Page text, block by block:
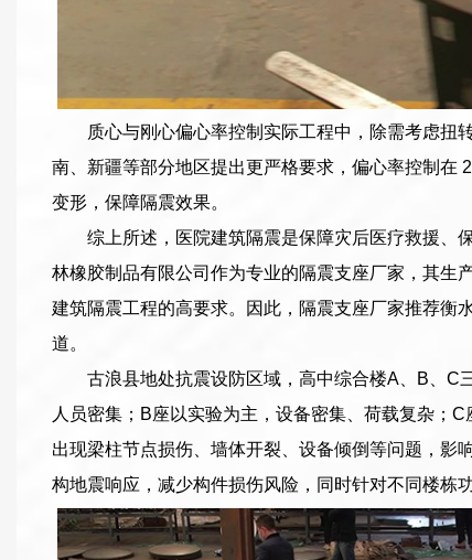
质心与刚心偏心率控制实际工程中，除需考虑扭
南、新疆等部分地区提出更严格要求，偏心率控制在
变形，保障隔震效果。
综上所述，医院建筑隔震是保障灾后医疗救援、
林橡胶制品有限公司作为专业的隔震支座厂家，其生
建筑隔震工程的高要求。因此，隔震支座厂家推荐衡
道。
古浪县地处抗震设防区域，高中综合楼A、B、C
人员密集；B座以实验为主，设备密集、荷载复杂；
出现梁柱节点损伤、墙体开裂、设备倾倒等问题，影
构地震响应，减少构件损伤风险，同时针对不同楼栋